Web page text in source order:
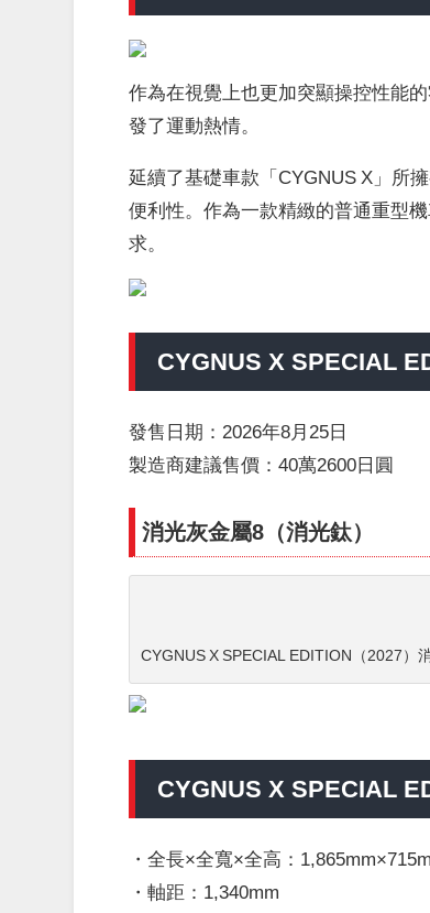
作為在視覺上也更加突顯操控性能
發了運動熱情。
延續了基礎車款「CYGNUS X」所
便利性。作為一款精緻的普通重型
求。
CYGNUS X SPECIAL
發售日期：2026年8月25日
製造商建議售價：40萬2600日圓
消光灰金屬8（消光鈦）
CYGNUS X SPECIAL EDITION（2027）
CYGNUS X SPECIAL
・全長×全寬×全高：
・軸距：1,340mm